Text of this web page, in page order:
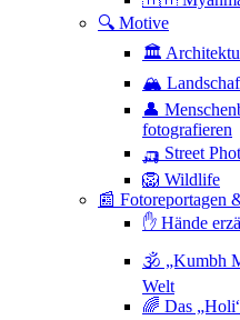
🔍 Motive
🏛
🏔
👤
fotografieren
🛺 Street
🦁 Wildlife
📰 Fotoreportagen
✋ Hände
🕉 „Kumbh
Welt
🌈 Das